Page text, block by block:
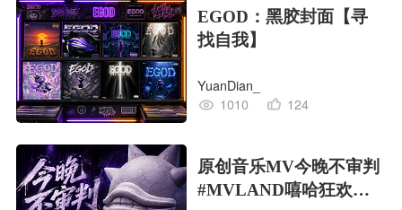
EGOD：黑胶封面【寻
找自我】
YuanDian_
1010
124
原创音乐MV今晚不审判
#MVLAND嘻哈狂欢派